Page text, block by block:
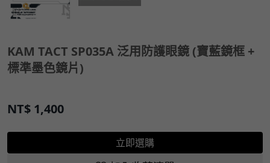
KAM TACT SP035A 泛用防護眼鏡 (寶藍鏡框 +
標準墨色鏡片)
NT$ 1,400
立即選購